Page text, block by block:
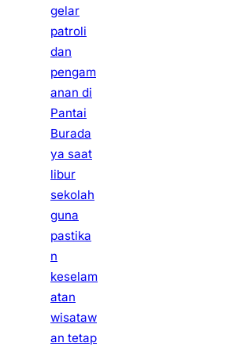
gelar
patroli
dan
pengam
anan di
Pantai
Burada
ya saat
libur
sekolah
guna
pastika
n
keselam
atan
wisataw
an tetap